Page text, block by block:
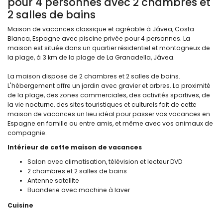
2 salles de bains
Maison de vacances classique et agréable à Jávea, Costa
Blanca, Espagne avec piscine privée pour 4 personnes. La
maison est située dans un quartier résidentiel et montagneux de
la plage, à 3 km de la plage de La Granadella, Jávea.
La maison dispose de 2 chambres et 2 salles de bains.
L'hébergement offre un jardin avec gravier et arbres. La proximité
de la plage, des zones commerciales, des activités sportives, de
la vie nocturne, des sites touristiques et culturels fait de cette
maison de vacances un lieu idéal pour passer vos vacances en
Espagne en famille ou entre amis, et même avec vos animaux de
compagnie.
Intérieur de cette maison de vacances
Salon avec climatisation, télévision et lecteur DVD
2 chambres et 2 salles de bains
Antenne satellite
Buanderie avec machine à laver
Cuisine